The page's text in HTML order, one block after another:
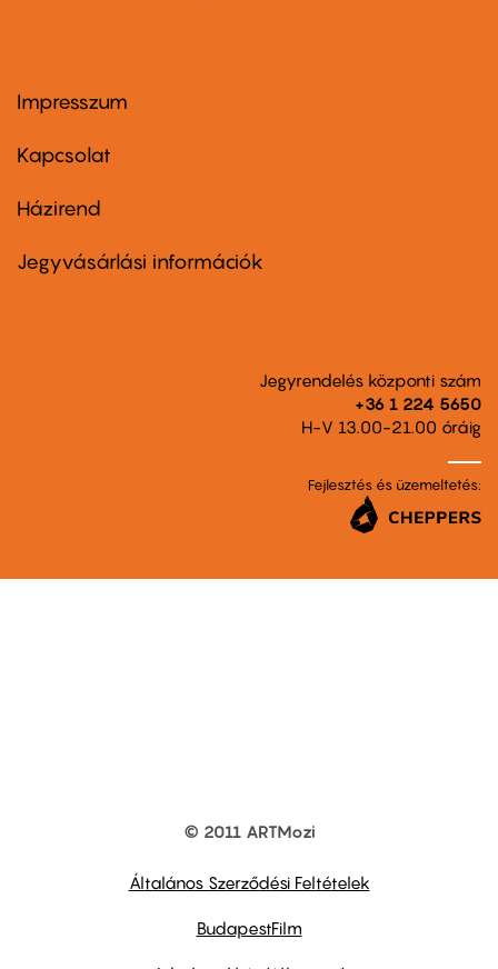
Footer
first
Impresszum
Kapcsolat
Footer
second
Házirend
Jegyvásárlási információk
Jegyrendelés központi szám
+36 1 224 5650
H-V 13.00-21.00 óráig
Fejlesztés és üzemeltetés:
© 2011 ARTMozi
Általános Szerződési Feltételek
BudapestFilm